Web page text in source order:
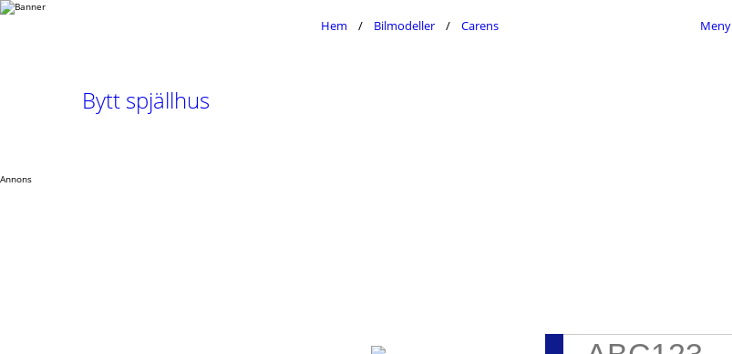
Meny
Hem Bilmodeller Carens
Bytt spjällhus
Annons